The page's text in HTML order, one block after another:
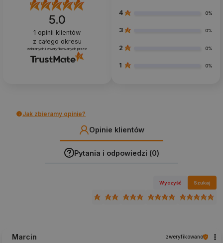
5.0
1 opinii klientów
z całego okresu
zebranych i zweryfikowanych przez
4 0%
3 0%
2 0%
1 0%
Jak zbieramy opinie?
Opinie klientów
Pytania i odpowiedzi (0)
Wyczyść Szukaj
Marcin zweryfikowano